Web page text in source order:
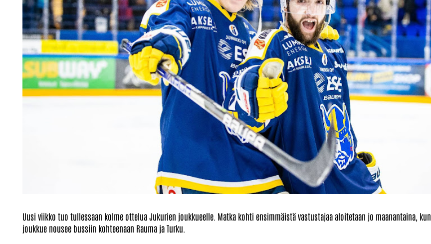
Uusi viikko tuo tullessaan kolme ottelua Jukurien joukkueelle. Matka kohti ensimmäistä vastustajaa aloitetaan jo maanantaina, kun
joukkue nousee bussiin kohteenaan Rauma ja Turku.